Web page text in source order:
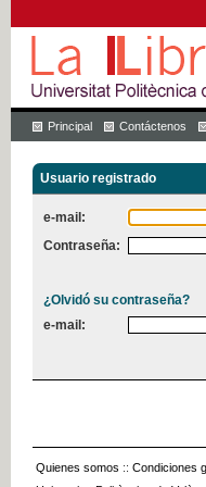
Principal Contáctenos
Usuario registrado
e-mail:
Contraseña:
¿Olvidó su contraseña?
e-mail:
Quienes somos :: Condiciones